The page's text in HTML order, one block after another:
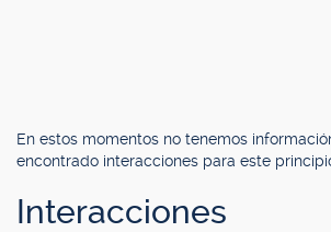
En estos momentos no tenemos
encontrado interacciones para este
Interacciones